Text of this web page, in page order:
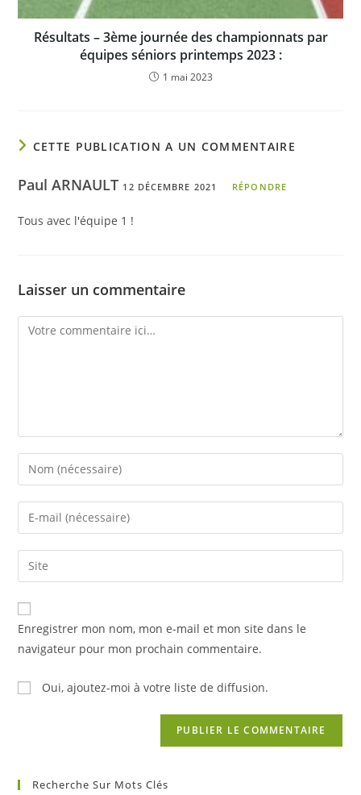
Résultats – 3ème journée des championnats par
équipes séniors printemps 2023 :
1 mai 2023
CETTE PUBLICATION A UN COMMENTAIRE
Paul ARNAULT 12 DÉCEMBRE 2021 RÉPONDRE
Tous avec l'équipe 1 !
Laisser un commentaire
Comment
Enter
your
name
comment
Enter
your
email
address
comment
Saisir
l’URL
de
votre
(facultatif)
Enregistrer mon nom, mon e-mail et mon site dans le
navigateur pour mon prochain commentaire.
Oui, ajoutez-moi à votre liste de diffusion.
Recherche Sur Mots Clés